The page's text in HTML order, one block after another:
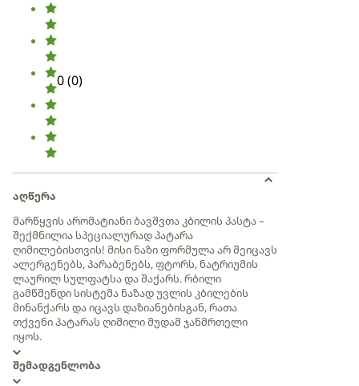
0(0)
აღწერა
მარწყვის არომატიანი ბავშვთა კბილის პასტა –
შექმნილია სპეციალურად პატარა
ღიმილებისთვის! მისი ნაზი ფორმულა არ შეიცავს
ალერგენებს, პარაბენებს, ფტორს, ნატრიუმის
ლაურილ სულფატსა და შაქარს. რბილი
გამწმენდი სისტემა ნაზად უვლის კბილების
მინანქარს და იცავს დაზიანებისგან, რათა
თქვენი პატარას ღიმილი მუდამ ჯანმრთელი
იყოს.
შემადგენლობა